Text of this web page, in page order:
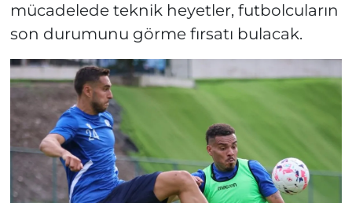
mücadelede teknik heyetler, futbolcuların
son durumunu görme fırsatı bulacak.